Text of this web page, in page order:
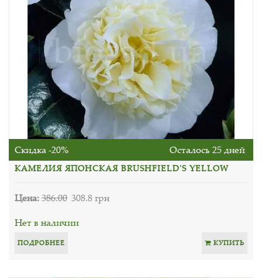
Скидка -20% Осталось 25 дней
КАМЕЛИЯ ЯПОНСКАЯ BRUSHFIELD'S YELLOW
Цена:386.00 308.8 грн
Нет в наличии
ПОДРОБНЕЕ КУПИТЬ